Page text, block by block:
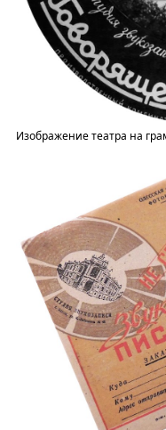
Изображение театра на